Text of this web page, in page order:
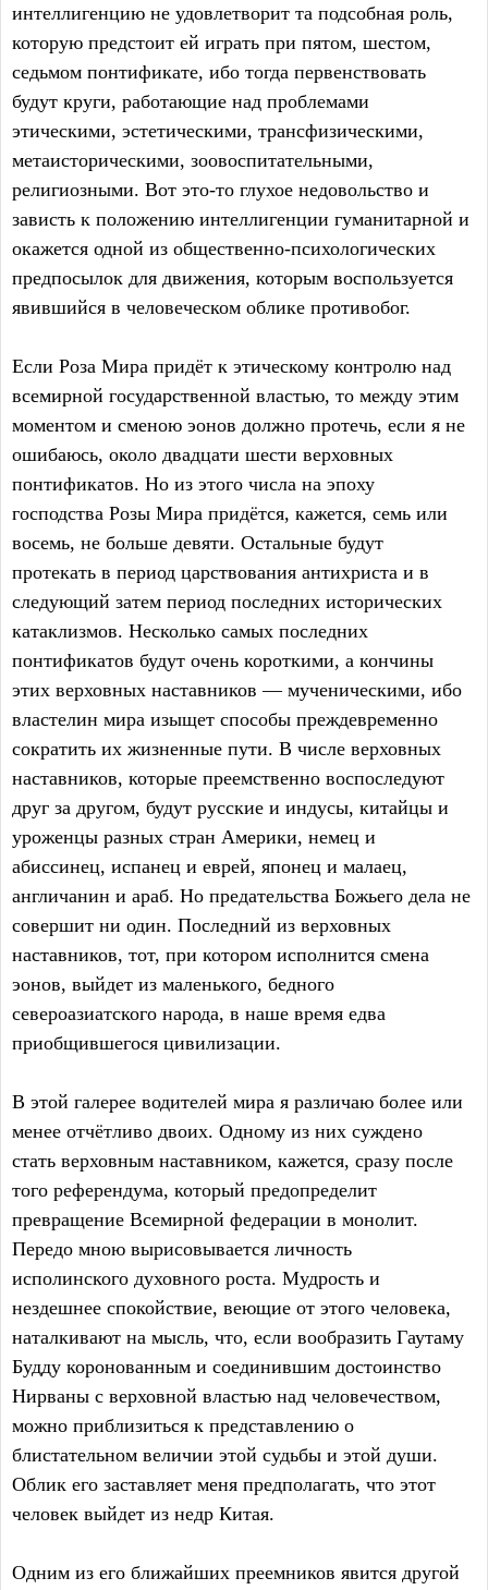
интеллигенцию не удовлетворит та подсобная роль,
которую предстоит ей играть при пятом, шестом,
седьмом понтификате, ибо тогда первенствовать
будут круги, работающие над проблемами
этическими, эстетическими, трансфизическими,
метаисторическими, зоовоспитательными,
религиозными. Вот это-то глухое недовольство и
зависть к положению интеллигенции гуманитарной и
окажется одной из общественно-психологических
предпосылок для движения, которым воспользуется
явившийся в человеческом облике противобог.
Если Роза Мира придёт к этическому контролю над
всемирной государственной властью, то между этим
моментом и сменою эонов должно протечь, если я не
ошибаюсь, около двадцати шести верховных
понтификатов. Но из этого числа на эпоху
господства Розы Мира придётся, кажется, семь или
восемь, не больше девяти. Остальные будут
протекать в период царствования антихриста и в
следующий затем период последних исторических
катаклизмов. Несколько самых последних
понтификатов будут очень короткими, а кончины
этих верховных наставников — мученическими, ибо
властелин мира изыщет способы преждевременно
сократить их жизненные пути. В числе верховных
наставников, которые преемственно воспоследуют
друг за другом, будут русские и индусы, китайцы и
уроженцы разных стран Америки, немец и
абиссинец, испанец и еврей, японец и малаец,
англичанин и араб. Но предательства Божьего дела не
совершит ни один. Последний из верховных
наставников, тот, при котором исполнится смена
эонов, выйдет из маленького, бедного
североазиатского народа, в наше время едва
приобщившегося цивилизации.
В этой галерее водителей мира я различаю более или
менее отчётливо двоих. Одному из них суждено
стать верховным наставником, кажется, сразу после
того референдума, который предопределит
превращение Всемирной федерации в монолит.
Передо мною вырисовывается личность
исполинского духовного роста. Мудрость и
нездешнее спокойствие, веющие от этого человека,
наталкивают на мысль, что, если вообразить Гаутаму
Будду коронованным и соединившим достоинство
Нирваны с верховной властью над человечеством,
можно приблизиться к представлению о
блистательном величии этой судьбы и этой души.
Облик его заставляет меня предполагать, что этот
человек выйдет из недр Китая.
Одним из его ближайших преемников явится другой